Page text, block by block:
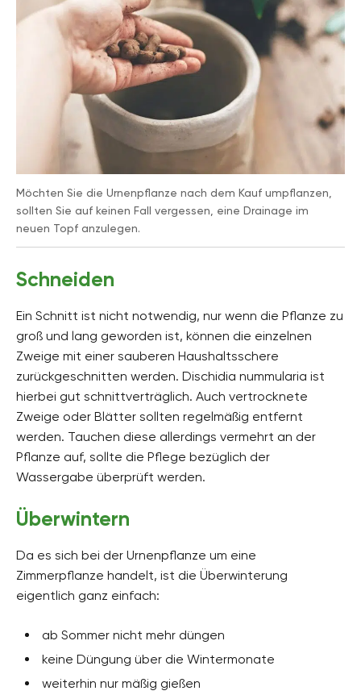
Möchten Sie die Urnenpflanze nach dem Kauf umpflanzen,
sollten Sie auf keinen Fall vergessen, eine Drainage im
neuen Topf anzulegen.
Schneiden
Ein Schnitt ist nicht notwendig, nur wenn die Pflanze zu
groß und lang geworden ist, können die einzelnen
Zweige mit einer sauberen Haushaltsschere
zurückgeschnitten werden. Dischidia nummularia ist
hierbei gut schnittverträglich. Auch vertrocknete
Zweige oder Blätter sollten regelmäßig entfernt
werden. Tauchen diese allerdings vermehrt an der
Pflanze auf, sollte die Pflege bezüglich der
Wassergabe überprüft werden.
Überwintern
Da es sich bei der Urnenpflanze um eine
Zimmerpflanze handelt, ist die Überwinterung
eigentlich ganz einfach:
ab Sommer nicht mehr düngen
keine Düngung über die Wintermonate
weiterhin nur mäßig gießen